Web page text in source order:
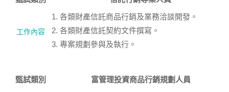
工作內容
各類財產信託商品行銷及業務洽談開發。
各類財產信託契約文件撰寫。
專案規劃參與及執行。
甄試類別 富管理投資商品行銷規劃人員